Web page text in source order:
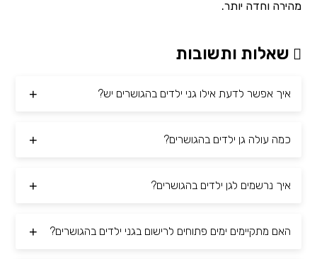
מהירה וחדה יותר.
שאלות ותשובות
איך אפשר לדעת אילו גני ילדים בהגושרים יש?
כמה עולה גן ילדים בהגושרים?
איך נרשמים לגן ילדים בהגושרים?
האם מתקיימים ימים פתוחים לרישום בגני ילדים בהגושרים?